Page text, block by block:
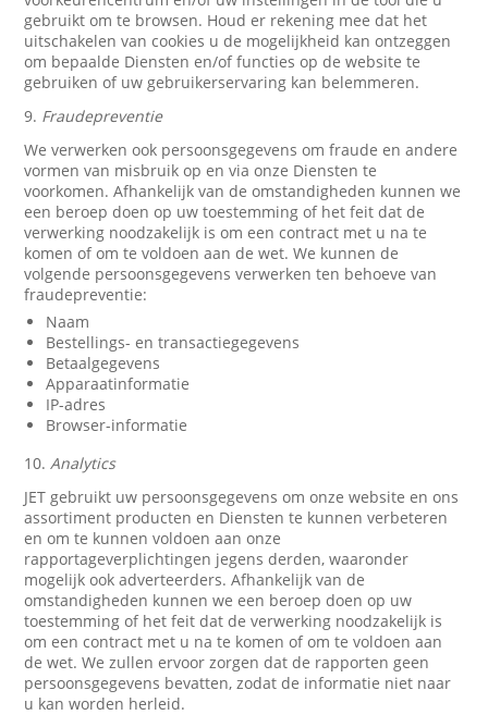
gebruikt om te browsen. Houd er rekening mee dat het
uitschakelen van cookies u de mogelijkheid kan ontzeggen
om bepaalde Diensten en/of functies op de website te
gebruiken of uw gebruikerservaring kan belemmeren.
9. Fraudepreventie
We verwerken ook persoonsgegevens om fraude en andere
vormen van misbruik op en via onze Diensten te
voorkomen. Afhankelijk van de omstandigheden kunnen we
een beroep doen op uw toestemming of het feit dat de
verwerking noodzakelijk is om een contract met u na te
komen of om te voldoen aan de wet. We kunnen de
volgende persoonsgegevens verwerken ten behoeve van
fraudepreventie:
Naam
Bestellings- en transactiegegevens
Betaalgegevens
Apparaatinformatie
IP-adres
Browser-informatie
10.Analytics
JET gebruikt uw persoonsgegevens om onze website en ons
assortiment producten en Diensten te kunnen verbeteren
en om te kunnen voldoen aan onze
rapportageverplichtingen jegens derden, waaronder
mogelijk ook adverteerders. Afhankelijk van de
omstandigheden kunnen we een beroep doen op uw
toestemming of het feit dat de verwerking noodzakelijk is
om een contract met u na te komen of om te voldoen aan
de wet. We zullen ervoor zorgen dat de rapporten geen
persoonsgegevens bevatten, zodat de informatie niet naar
u kan worden herleid.